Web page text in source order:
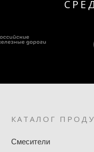
КАТАЛОГ
Смесители